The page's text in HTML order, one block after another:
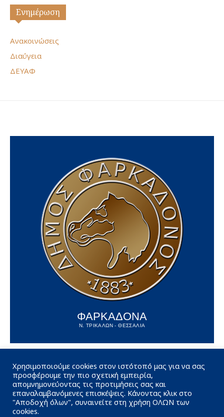
Ενημέρωση
Ανακοινώσεις
Διαύγεια
ΔΕΥΑΦ
ΦΑΡΚΑΔΟΝΑ
Ν. ΤΡΙΚΑΛΩΝ - ΘΕΣΣΑΛΙΑ
Χρησιμοποιούμε cookies στον ιστότοπό μας για να σας
προσφέρουμε την πιο σχετική εμπειρία,
απομνημονεύοντας τις προτιμήσεις σας και
επαναλαμβανόμενες επισκέψεις. Κάνοντας κλικ στο
"Αποδοχή όλων", συναινείτε στη χρήση ΟΛΩΝ των
cookies.